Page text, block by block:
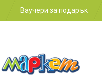
Ваучери за подарък